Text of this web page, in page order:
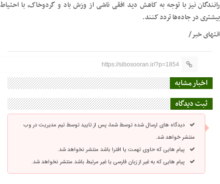
رانندگان نیز با توجه به کاهش دید افقی ناشی از وزش باد و گردوخاک، با احتیاط
بیشتری در جاده‌ها تردد کنند.
انتهای خبر/
https://sibosooran.ir/?p=1854
اخبار مشابه
ثبت دیدگاه
دیدگاه های ارسال شده توسط شما، پس از تایید توسط تیم مدیریت در وب
منتشر خواهد شد.
پیام هایی که حاوی تهمت یا افترا باشد منتشر نخواهد شد.
پیام هایی که به غیر از زبان فارسی یا غیر مرتبط باشد منتشر نخواهد شد.